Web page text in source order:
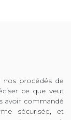
nos procédés de
ce que veut
avoir commandé
sécurisée, et